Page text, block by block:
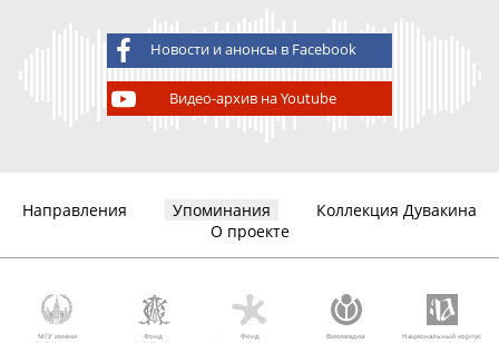
Новости и анонсы в Facebook
Видео-архив на Youtube
Направления Упоминания
Коллекция Дувакина
О проекте
МГУ имени
Фонд
Фонд
Викимедиа
Национальный корпус